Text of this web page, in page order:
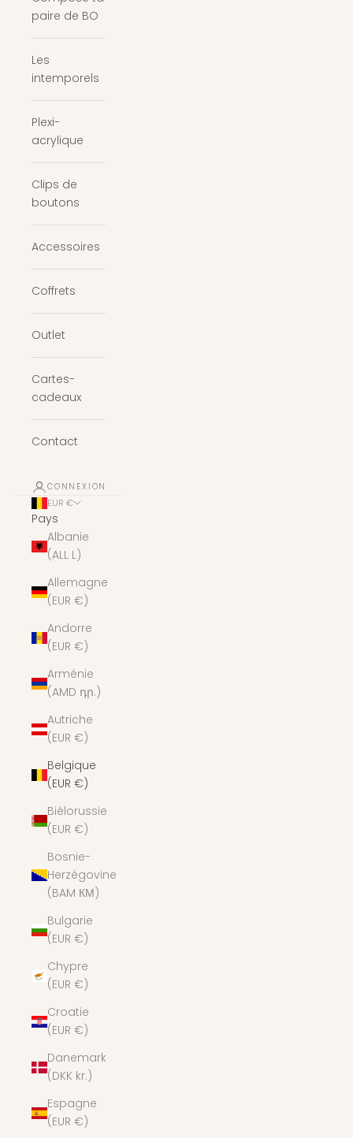
paire de BO
Les
intemporels
Plexi-
acrylique
Clips de
boutons
Accessoires
Coffrets
Outlet
Cartes-
cadeaux
Contact
CONNEXION
EUR €
Pays
Albanie
(ALL L)
Allemagne
(EUR €)
Andorre
(EUR €)
Arménie
(AMD դր.)
Autriche
(EUR €)
Belgique
(EUR €)
Biélorussie
(EUR €)
Bosnie-
Herzégovine
(BAM КМ)
Bulgarie
(EUR €)
Chypre
(EUR €)
Croatie
(EUR €)
Danemark
(DKK kr.)
Espagne
(EUR €)